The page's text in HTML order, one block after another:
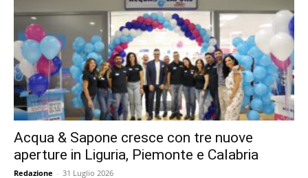
Acqua & Sapone cresce con tre nuove
aperture in Liguria, Piemonte e Calabria
Redazione - 31 Luglio 2026